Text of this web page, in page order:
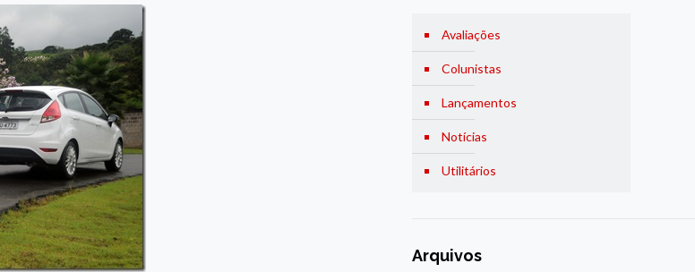
Avaliações
Colunistas
Lançamentos
Notícias
Utilitários
Arquivos